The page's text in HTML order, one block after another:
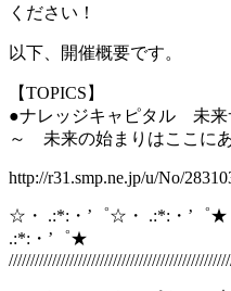
ください！
以下、開催概要です。
【TOPICS】
●ナレッジキャピタル 未来
～ 未来の始まりはここに
http://r31.smp.ne.jp/u/No/
☆・ .:*:・’゜☆・ .:*:・’゜★
.:*:・’゜★